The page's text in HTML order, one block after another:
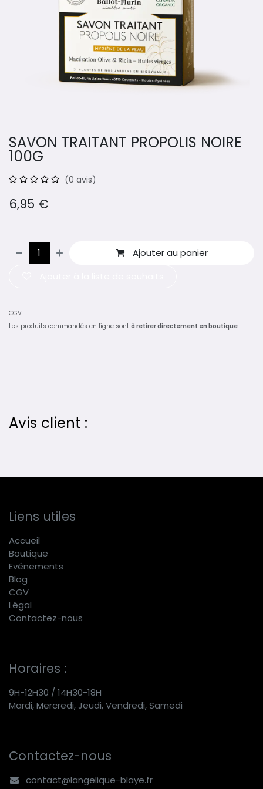
SAVON TRAITANT PROPOLIS NOIRE
100G
(0 avis)
6,95 €
Ajouter au panier
CGV
Les produits commandés en ligne sont à retirer directement en boutique
Avis client :
Liens utiles
Accueil
Boutique
Evénements
Blog
CGV
Légal
Contactez-nous
Horaires :
9H-12H30 / 14H30-18H
Mardi, Mercredi, Jeudi, Vendredi, Samedi
Contactez-nous
contact@langelique-blaye.fr